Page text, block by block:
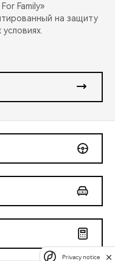
Family»
на защиту
Privacy notice